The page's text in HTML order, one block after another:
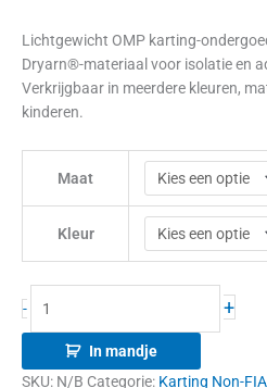
Lichtgewicht OMP karting-
Dryarn®-materiaal voor isolatie en
Verkrijgbaar in meerdere kleuren,
kinderen.
Maat
Kleur
- +
In mandje
SKU: N/B Categorie: Karting Non-FIA